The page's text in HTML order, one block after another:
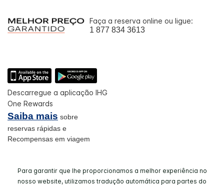
Faça a reserva online ou ligue:
1 877 834 3613
Descarregue a aplicação IHG
One Rewards
Saiba mais sobre
reservas rápidas e
Recompensas em viagem
Para garantir que lhe proporcionamos a melhor experiência no
nosso website, utilizamos tradução automática para partes do